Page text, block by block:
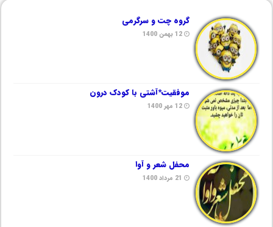
گروه چت و سرگرمی
12 بهمن 1400
موفقیت*آشتی با کودک درون
12 مهر 1400
محفل شعر و آوا
21 مرداد 1400